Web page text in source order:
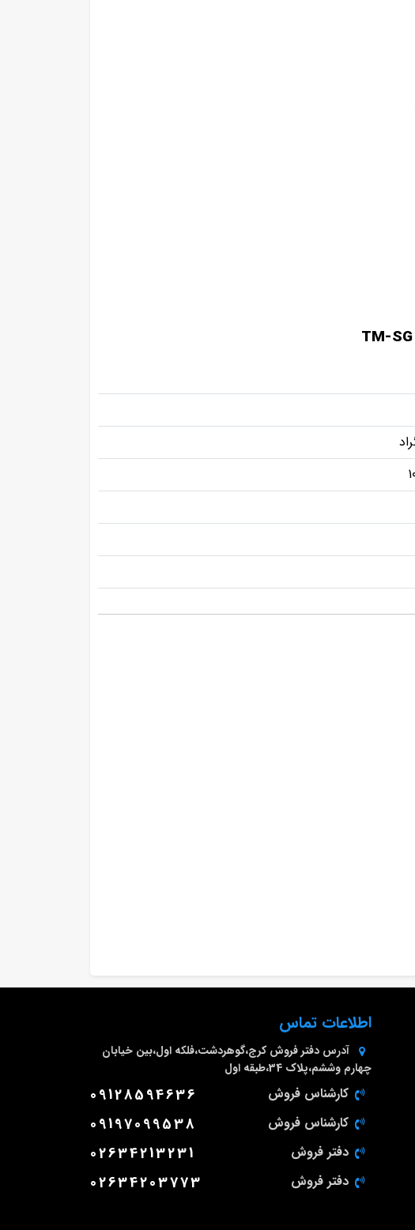
اطلاعات تماس
آدرس دفتر فروش کرج،گوهردشت،فلکه اول،بین خیابان
چهارم وششم،پلاک 34،طبقه اول
کارشناس فروش 09128594636
کارشناس فروش 09197099538
دفتر فروش 02634213231
دفتر فروش 02634203773